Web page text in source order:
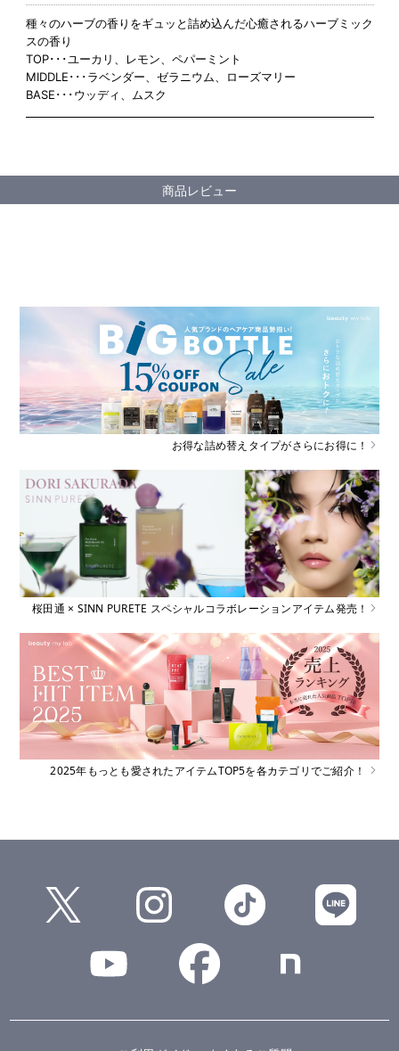
種々のハーブの香りをギュッと詰め込んだ心癒されるハーブミック
スの香り
TOP･･･ユーカリ、レモン、ペパーミント
MIDDLE･･･ラベンダー、ゼラニウム、ローズマリー
BASE･･･ウッディ、ムスク
商品レビュー
お得な詰め替えタイプがさらにお得に！
桜田通 × SINN PURETE スペシャルコラボレーションアイテム発売！
2025年もっとも愛されたアイテムTOP5を各カテゴリでご紹介！